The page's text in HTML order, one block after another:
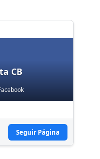
CB
Seguir Página